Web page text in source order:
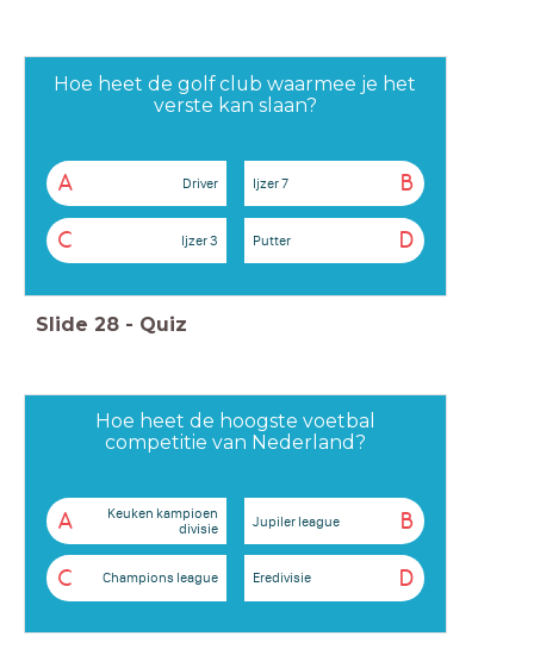
Hoe heet de golf club waarmee je het
verste kan slaan?
A Driver B
Ijzer 7
C Ijzer 3 D
Putter
Slide 28 - Quiz
Hoe heet de hoogste voetbal
competitie van Nederland?
A
Keuken kampioen
divisie
B
Jupiler league
C Champions league D
Eredivisie